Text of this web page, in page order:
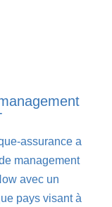
assurance a
management
avec un
pays visant à